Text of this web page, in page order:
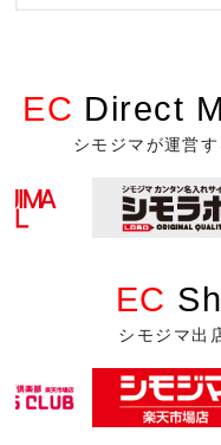
EC Direct
シモジマが運営
EC
シモジマ出